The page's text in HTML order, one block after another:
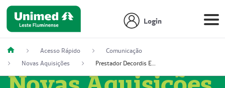
Login
Acesso Rápido
Comunicação
Novas Aquisições
Prestador Decordis Exames Cardiológicos LTDA (51004347-4)